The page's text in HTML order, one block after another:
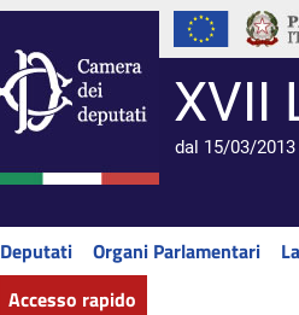
XVII
dal 15/03/
Deputati Organi Parlamentari
Accesso rapido